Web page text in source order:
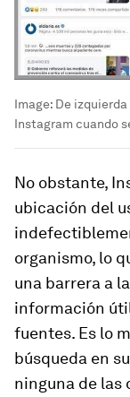
Image: De
Instagram cuando
No obstante,
ubicación del
organismo, lo
una barrera a
información
fuentes. Es lo
búsqueda en
ninguna de las